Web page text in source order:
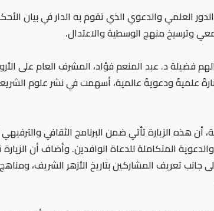
العلمي والدعوي الذي تقوم به الدار في بيان
وترسيخ منهج الوسطية والاعتدال.
فضيلة د. عبد المنعم فؤاد، المشرف العام على
علميةً ودعويةً عالمية، أسهمت في نشر علوم
هذه الزيارة تأتي ضمن البرنامج الثقافي
المتكاملة للدعاة الوافدين. وأضاف أن
جانب تعريف المشاركين بتاريخ الأزهر الشريف،